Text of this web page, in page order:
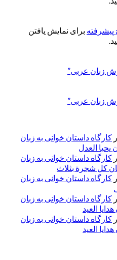
برای نمایش یافتن
زبان عربی”
زبان عربی”
کارگاه داستان خوانی به زبان
العدل
کارگاه داستان خوانی به زبان
کل شجرة بثلاث
کارگاه داستان خوانی به زبان
کارگاه داستان خوانی به زبان
العید
کارگاه داستان خوانی به زبان
العید